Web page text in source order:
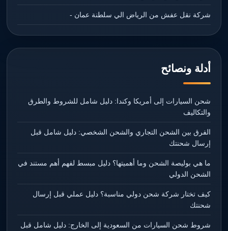
شركة نقل عفش من الرياض الي سلطنة عمان -
أدلة ونصائح
شحن السيارات إلى أمريكا وكندا: دليل شامل للشروط والطرق
والتكاليف
الفرق بين الشحن التجاري والشحن الشخصي: دليل شامل قبل
إرسال شحنتك
ما هي بوليصة الشحن وما أهميتها؟ دليل مبسط لفهم أهم مستند في
الشحن الدولي
كيف تختار شركة شحن دولي مناسبة؟ دليل عملي قبل إرسال
شحنتك
شروط شحن السيارات من السعودية إلى الخارج: دليل شامل قبل